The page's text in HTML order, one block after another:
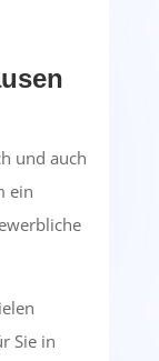
und auch
ein
Sie in